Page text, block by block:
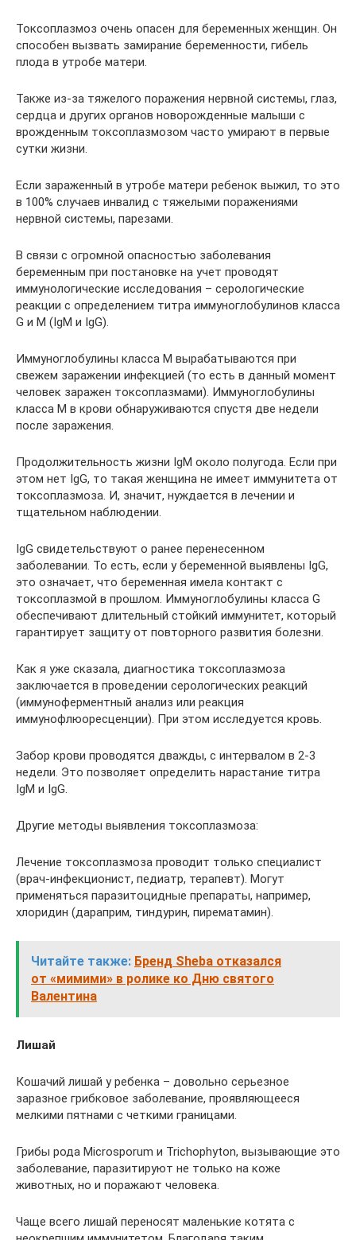
Токсоплазмоз очень опасен для беременных женщин. Он
способен вызвать замирание беременности, гибель
плода в утробе матери.
Также из-за тяжелого поражения нервной системы, глаз,
сердца и других органов новорожденные малыши с
врожденным токсоплазмозом часто умирают в первые
сутки жизни.
Если зараженный в утробе матери ребенок выжил, то это
в 100% случаев инвалид с тяжелыми поражениями
нервной системы, парезами.
В связи с огромной опасностью заболевания
беременным при постановке на учет проводят
иммунологические исследования – серологические
реакции с определением титра иммуноглобулинов класса
G и М (IgM и IgG).
Иммуноглобулины класса М вырабатываются при
свежем заражении инфекцией (то есть в данный момент
человек заражен токсоплазмами). Иммуноглобулины
класса М в крови обнаруживаются спустя две недели
после заражения.
Продолжительность жизни IgM около полугода. Если при
этом нет IgG, то такая женщина не имеет иммунитета от
токсоплазмоза. И, значит, нуждается в лечении и
тщательном наблюдении.
IgG свидетельствуют о ранее перенесенном
заболевании. То есть, если у беременной выявлены IgG,
это означает, что беременная имела контакт с
токсоплазмой в прошлом. Иммуноглобулины класса G
обеспечивают длительный стойкий иммунитет, который
гарантирует защиту от повторного развития болезни.
Как я уже сказала, диагностика токсоплазмоза
заключается в проведении серологических реакций
(иммуноферментный анализ или реакция
иммунофлюоресценции). При этом исследуется кровь.
Забор крови проводятся дважды, с интервалом в 2-3
недели. Это позволяет определить нарастание титра
IgM и IgG.
Другие методы выявления токсоплазмоза:
Лечение токсоплазмоза проводит только специалист
(врач-инфекционист, педиатр, терапевт). Могут
применяться паразитоцидные препараты, например,
хлоридин (дараприм, тиндурин, пирематамин).
Читайте также: Бренд Sheba отказался
от «мимими» в ролике ко Дню святого
Валентина
Лишай
Кошачий лишай у ребенка – довольно серьезное
заразное грибковое заболевание, проявляющееся
мелкими пятнами с четкими границами.
Грибы рода Microsporum и Trichophyton, вызывающие это
заболевание, паразитируют не только на коже
животных, но и поражают человека.
Чаще всего лишай переносят маленькие котята с